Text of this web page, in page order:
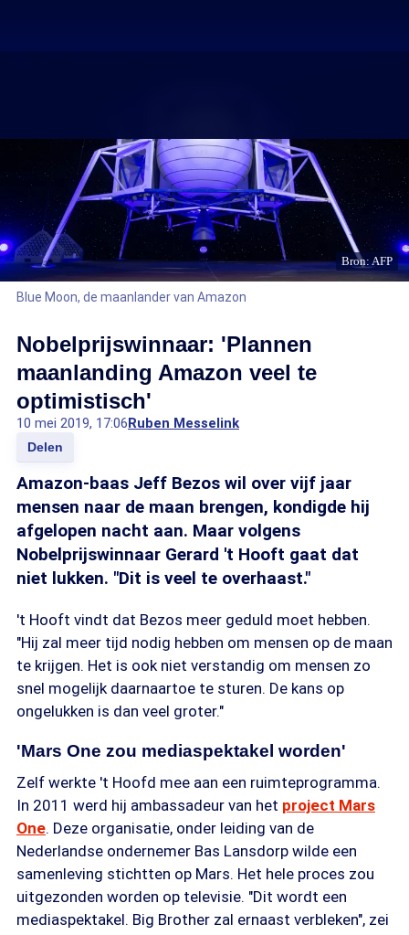
Bron: AFP
Blue Moon, de maanlander van Amazon
Nobelprijswinnaar: 'Plannen
maanlanding Amazon veel te
optimistisch'
10 mei 2019, 17:06Ruben Messelink
Delen
Amazon-baas Jeff Bezos wil over vijf jaar
mensen naar de maan brengen, kondigde hij
afgelopen nacht aan. Maar volgens
Nobelprijswinnaar Gerard 't Hooft gaat dat
niet lukken. "Dit is veel te overhaast."
't Hooft vindt dat Bezos meer geduld moet hebben.
"Hij zal meer tijd nodig hebben om mensen op de maan
te krijgen. Het is ook niet verstandig om mensen zo
snel mogelijk daarnaartoe te sturen. De kans op
ongelukken is dan veel groter."
'Mars One zou mediaspektakel worden'
Zelf werkte 't Hoofd mee aan een ruimteprogramma.
In 2011 werd hij ambassadeur van het project Mars
One. Deze organisatie, onder leiding van de
Nederlandse ondernemer Bas Lansdorp wilde een
samenleving stichtten op Mars. Het hele proces zou
uitgezonden worden op televisie. "Dit wordt een
mediaspektakel. Big Brother zal ernaast verbleken", zei